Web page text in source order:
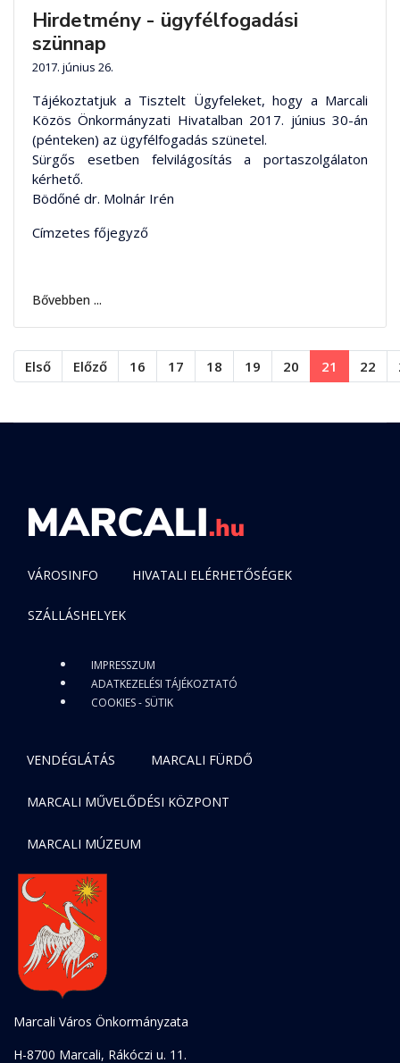
Hirdetmény - ügyfélfogadási
szünnap
2017. június 26.
Tájékoztatjuk a Tisztelt Ügyfeleket, hogy a Marcali
Közös Önkormányzati Hivatalban 2017. június 30-án
(pénteken) az ügyfélfogadás szünetel.
Sürgős esetben felvilágosítás a portaszolgálaton
kérhető.
Bödőné dr. Molnár Irén
Címzetes főjegyző
Bővebben ...
Első Előző 16 17 18 19 20 21 22
VÁROSINFO HIVATALI ELÉRHETŐSÉGEK
SZÁLLÁSHELYEK
IMPRESSZUM
ADATKEZELÉSI TÁJÉKOZTATÓ
COOKIES - SÜTIK
VENDÉGLÁTÁS MARCALI FÜRDŐ
MARCALI MŰVELŐDÉSI KÖZPONT
MARCALI MÚZEUM
Marcali Város Önkormányzata
H-8700 Marcali, Rákóczi u. 11.